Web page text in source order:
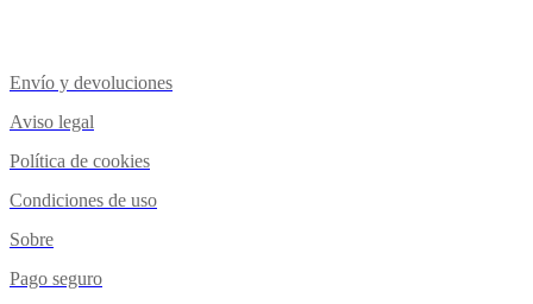
Envío y devoluciones
Aviso legal
Política de cookies
Condiciones de uso
Sobre
Pago seguro